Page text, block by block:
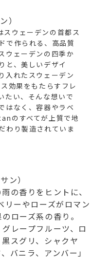
）
ウェーデンの首都ス
で作られる、高品質
ウェーデンの四季か
と、美しいデザイ
入れたスウェーデン
効果をもたらすフレ
たい、そんな想いで
はなく、容器やラベ
のすべてが上質で地
わり製造されていま
ン）
の香りをヒントに、
リーやローズがロマン
ローズ系の香り。
レープフルーツ、ロ
スグリ、シャクヤ
バニラ、アンバー」